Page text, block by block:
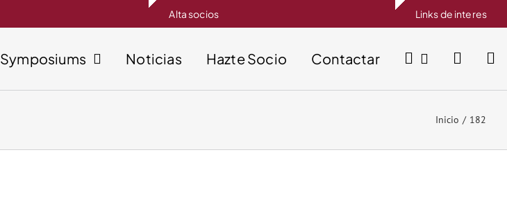
Alta socios Links de interes
Symposiums Noticias Hazte Socio Contactar
Inicio 182